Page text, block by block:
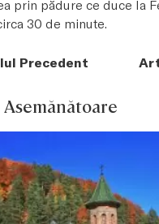
prin pădure ce duce la
30 de minute.
Precedent Articolul